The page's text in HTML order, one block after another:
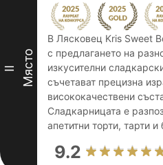
II Място
В Лясковец Kris Sweet
с предлагането на
изкусителни
съчетават прецизна
висококачествени
Сладкарницата е
апетитни торти, тарти и
9.2